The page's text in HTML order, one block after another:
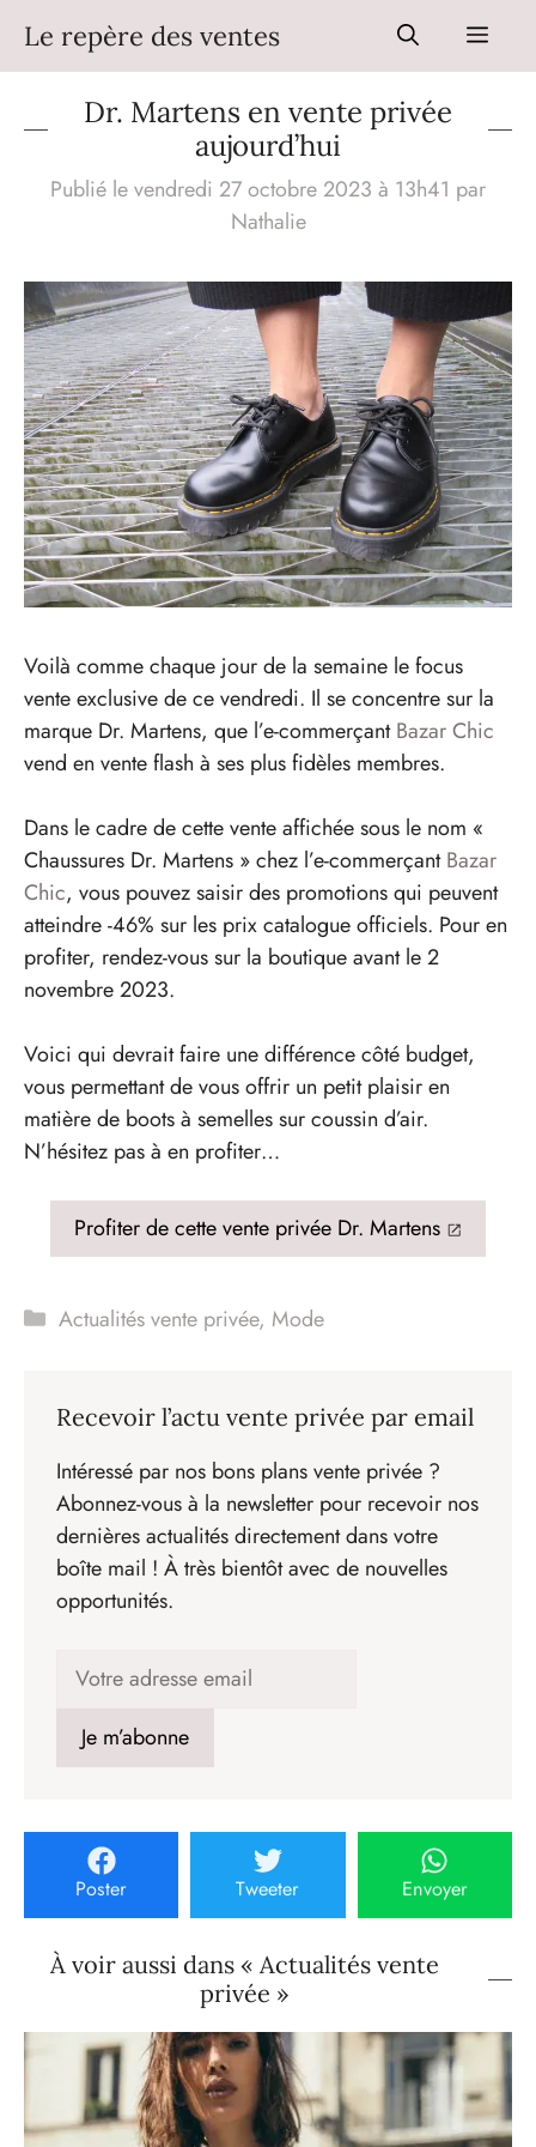
contenu
Le repère des ventes Menu
Dr. Martens en vente privée
aujourd’hui
Publié le vendredi 27 octobre 2023 à 13h41 par
Nathalie
Voilà comme chaque jour de la semaine le focus
vente exclusive de ce vendredi. Il se concentre sur la
marque Dr. Martens, que l’e-commerçantBazar Chic
vend en vente flash à ses plus fidèles membres.
Dans le cadre de cette vente affichée sous le nom «
Chaussures Dr. Martens » chez l’e-commerçantBazar
Chic, vous pouvez saisir des promotions qui peuvent
atteindre -46% sur les prix catalogue officiels. Pour en
profiter, rendez-vous sur la boutique avant le 2
novembre 2023.
Voici qui devrait faire une différence côté budget,
vous permettant de vous offrir un petit plaisir en
matière de boots à semelles sur coussin d’air.
N’hésitez pas à en profiter…
Profiter de cette vente privée Dr. Martens
Catégories
Actualités vente privée, Mode
Recevoir l’actu vente privée par email
Intéressé par nos bons plans vente privée ?
Abonnez-vous à la newsletter pour recevoir nos
dernières actualités directement dans votre
boîte mail ! À très bientôt avec de nouvelles
opportunités.
Poster Tweeter Envoyer
À voir aussi dans « Actualités vente
privée »